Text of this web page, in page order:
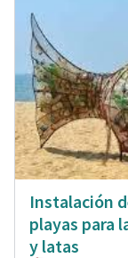
Instalación
playas para
y latas